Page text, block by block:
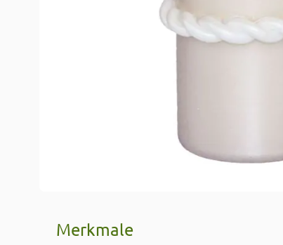
Merkmale